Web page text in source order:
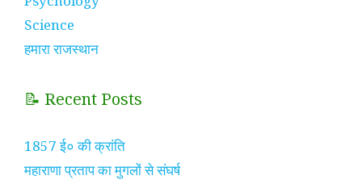
Science
हमारा राजस्थान
📝 Recent Posts
1857 ई० की क्रांति
महाराणा प्रताप का मुगलों से संघर्ष